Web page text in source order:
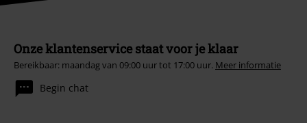
Onze klantenservice staat voor je klaar
Bereikbaar: maandag van 09:00 uur tot 17:00 uur. Meer informatie
Begin chat